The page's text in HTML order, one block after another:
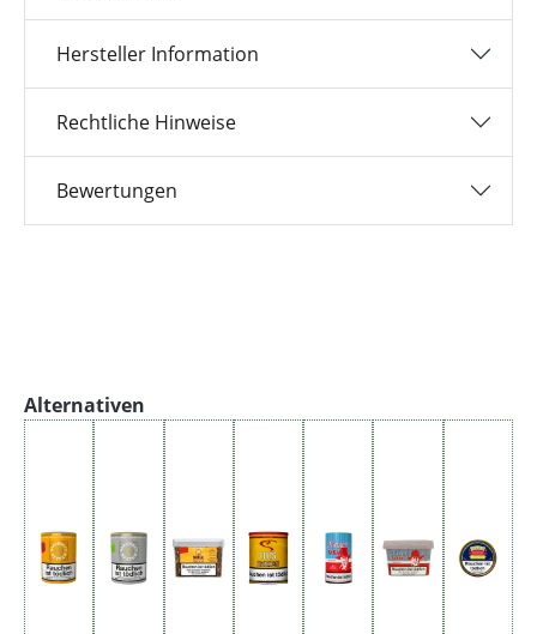
Hersteller Information
Rechtliche Hinweise
Bewertungen
Produktgalerie überspringen
Alternativen